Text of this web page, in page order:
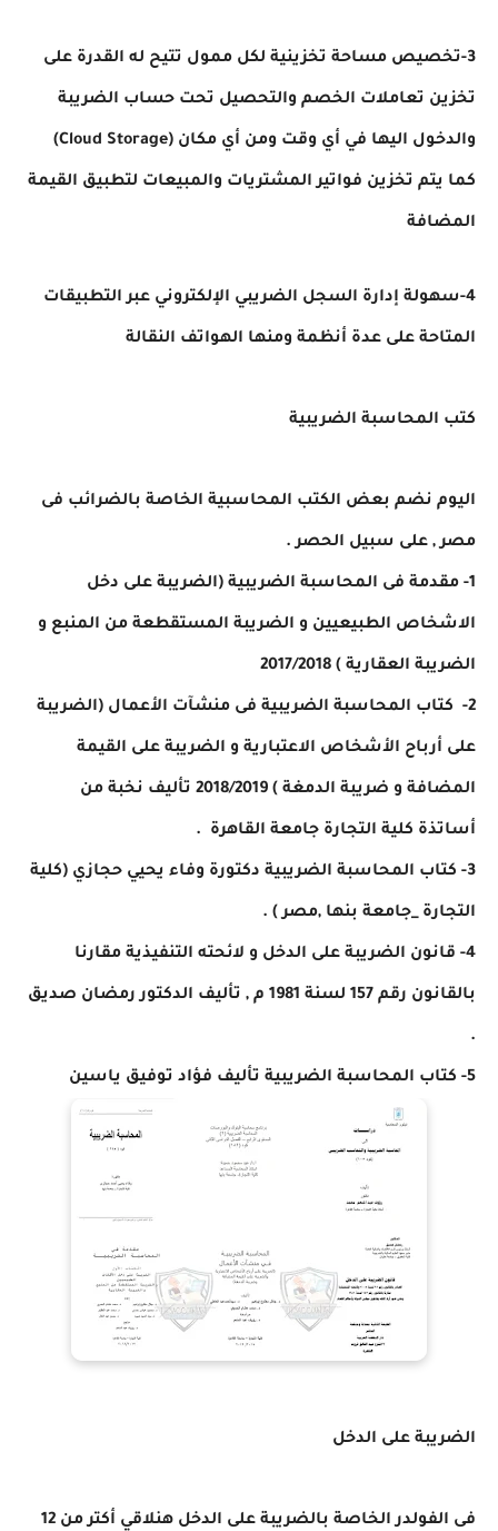
3-تخصيص مساحة تخزينية لكل ممول تتيح له القدرة على
تخزين تعاملات الخصم والتحصيل تحت حساب الضريبة
والدخول اليها في أي وقت ومن أي مكان (Cloud Storage)
كما يتم تخزين فواتير المشتريات والمبيعات لتطبيق القيمة
المضافة
4-سهولة إدارة السجل الضريبي الإلكتروني عبر التطبيقات
المتاحة على عدة أنظمة ومنها الهواتف النقالة
كتب المحاسبة الضريبية
اليوم نضم بعض الكتب المحاسبية الخاصة بالضرائب فى
مصر , على سبيل الحصر .
1- مقدمة فى المحاسبة الضريبية (الضريبة على دخل
الاشخاص الطبيعيين و الضريبة المستقطعة من المنبع و
الضريبة العقارية ) 2017/2018
2- كتاب المحاسبة الضريبية فى منشآت الأعمال (الضريبة
على أرباح الأشخاص الاعتبارية و الضريبة على القيمة
المضافة و ضريبة الدمغة ) 2018/2019 تأليف نخبة من
أساتذة كلية التجارة جامعة القاهرة .
3- كتاب المحاسبة الضريبية دكتورة وفاء يحيي حجازي (كلية
التجارة _جامعة بنها ,مصر ) .
4- قانون الضريبة على الدخل و لائحته التنفيذية مقارنا
بالقانون رقم 157 لسنة 1981 م , تأليف الدكتور رمضان صديق
.
5- كتاب المحاسبة الضريبية تأليف فؤاد توفيق ياسين
الضريبة على الدخل
فى الفولدر الخاصة بالضريبة على الدخل هنلاقي أكتر من 12